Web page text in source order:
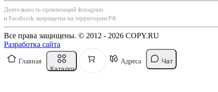
Деятельность организаций Instagram
и Facebook запрещены на территории РФ.
Все права защищены. © 2012 - 2026 COPY.RU
Разработка сайта
Главная
Каталог
Адреса Чат